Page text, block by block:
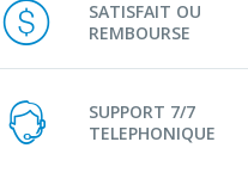
5
72,00€ –79,00€
de
72,00€
à
79,00€
CHOIX DES OPTIONS
SATISFAIT OU
REMBOURSE
SUPPORT 7/7
TELEPHONIQUE